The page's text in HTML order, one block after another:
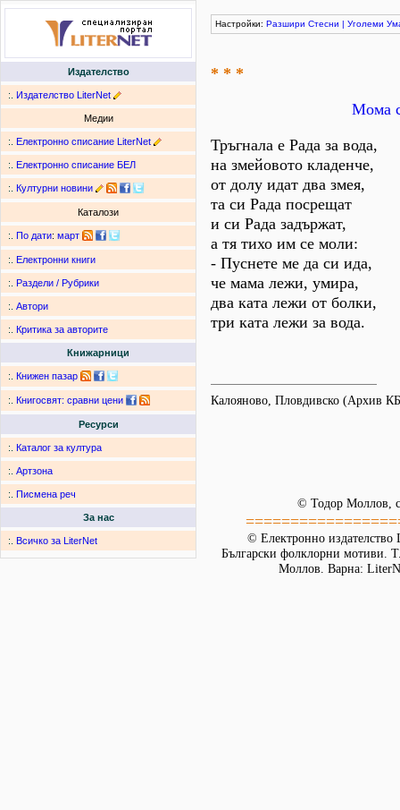
Издателство
:. Издателство LiterNet
Медии
:. Електронно списание LiterNet
:. Електронно списание БЕЛ
:. Културни новини
Каталози
:. По дати: март
:. Електронни книги
:. Раздели / Рубрики
:. Автори
:. Критика за авторите
Книжарници
:. Книжен пазар
:. Книгосвят: сравни цени
Ресурси
:. Каталог за култура
:. Артзона
:. Писмена реч
За нас
:. Всичко за LiterNet
Настройки: Разшири Стесни | Уголеми
* * *
Мома
Тръгнала е Рада за вода,
на змейовото кладенче,
от долу идат два змея,
та си Рада посрещат
и си Рада задържат,
а тя тихо им се моли:
- Пуснете ме да си ида,
че мама лежи, умира,
два ката лежи от болки,
три ката лежи за вода.
Калояново, Пловдивско (Архив
© Тодор Моллов,
© Електронно издателство
Български фолклорни мотиви.
Моллов. Варна: